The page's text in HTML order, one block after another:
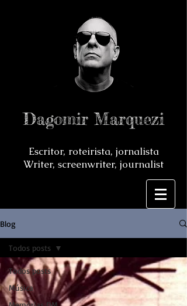
Dagomir Marquezi
Escritor, roteirista, jornalista
Writer, screenwriter, journalist
Blog
Todos posts
Música
Todos posts